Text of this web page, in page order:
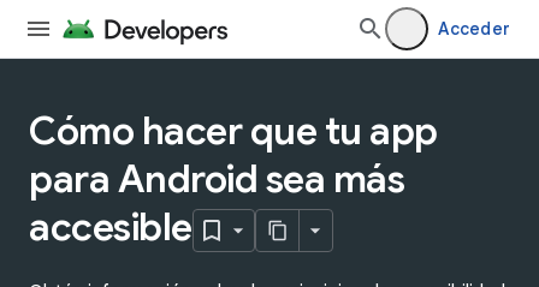
Acceder
Cómo hacer que tu app
para Android sea más
accesible